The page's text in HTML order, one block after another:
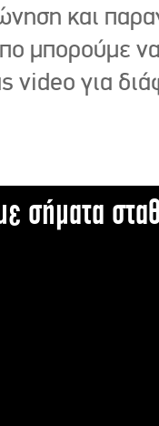
και
μπορούμε
video για
σήματα